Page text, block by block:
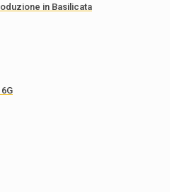
in Basilicata